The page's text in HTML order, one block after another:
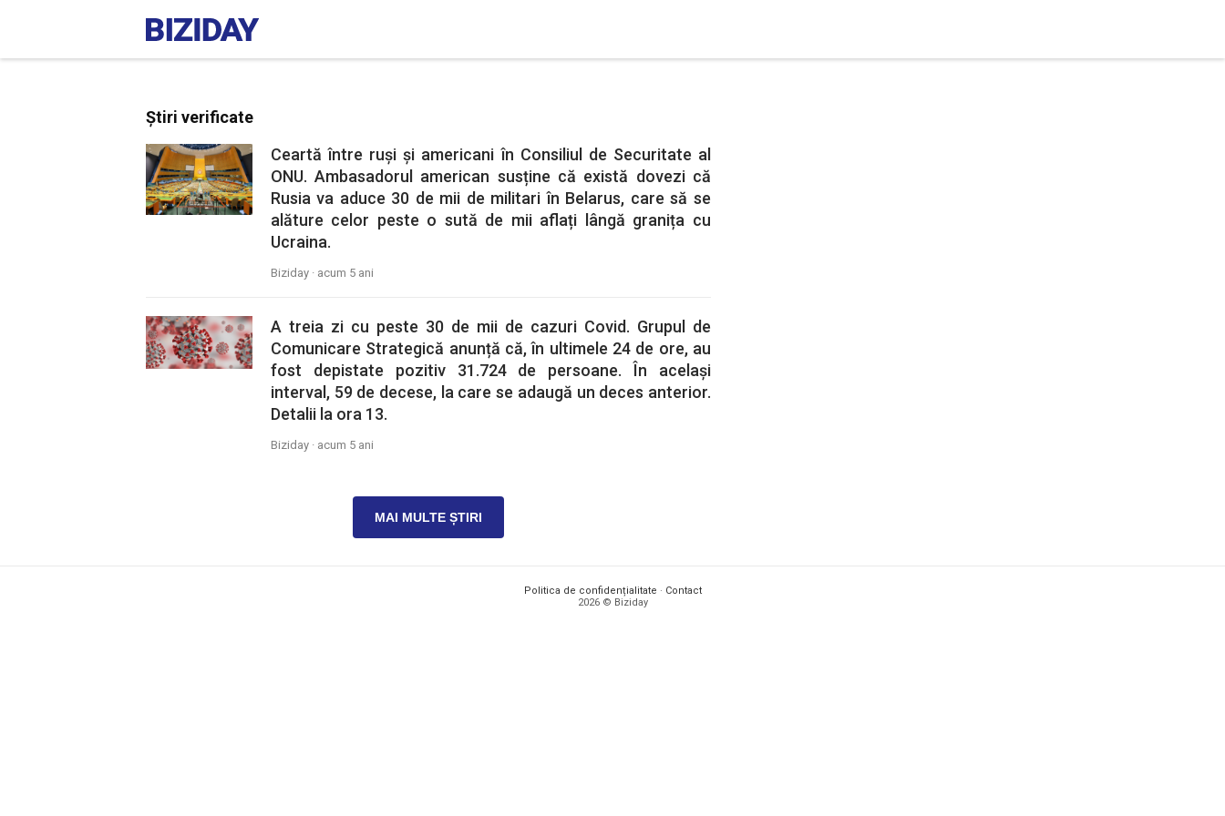
Știri verificate
Ceartă între ruși și americani în Consiliul de Securitate al
ONU. Ambasadorul american susține că există dovezi că
Rusia va aduce 30 de mii de militari în Belarus, care să se
alăture celor peste o sută de mii aflați lângă granița cu
Ucraina.
Biziday · acum 5 ani
A treia zi cu peste 30 de mii de cazuri Covid. Grupul de
Comunicare Strategică anunță că, în ultimele 24 de ore, au
fost depistate pozitiv 31.724 de persoane. În același
interval, 59 de decese, la care se adaugă un deces anterior.
Detalii la ora 13.
Biziday · acum 5 ani
MAI MULTE ȘTIRI
Politica de confidențialitate · Contact
2026 © Biziday